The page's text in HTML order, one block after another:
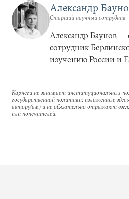
Александр
Старший научный сотрудник
Александр Баунов
сотрудник
изучению России и
Карнеги не занимает институциональных
государственной политики; изложенные
автору(ам) и не обязательно отражают
или попечителей.